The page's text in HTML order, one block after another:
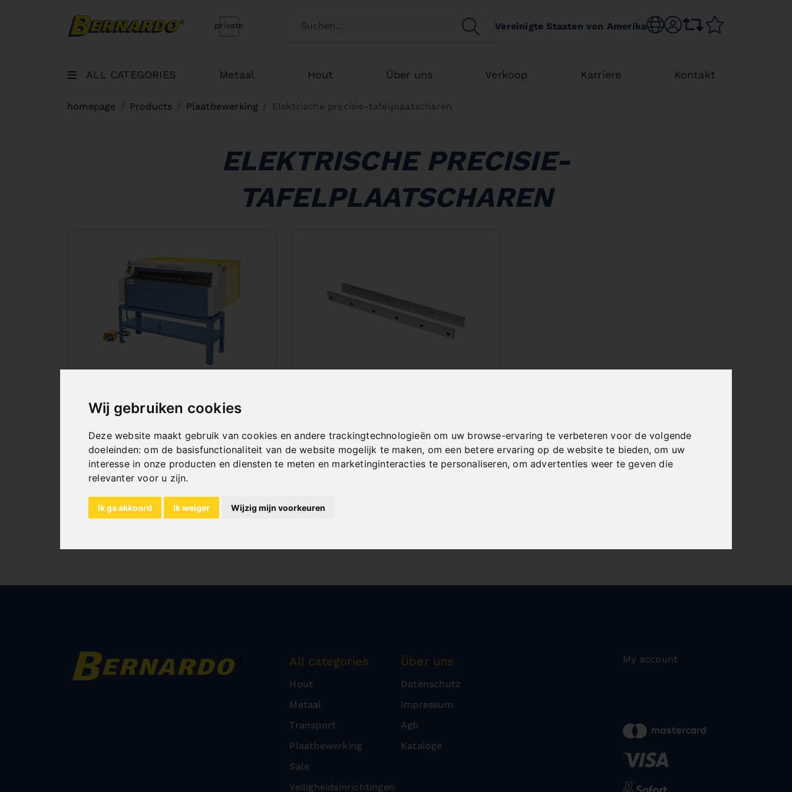
Wij gebruiken cookies
Deze website maakt gebruik van cookies en andere trackingtechnologieën om uw browse-ervaring te verbeteren voor de volgende
doeleinden:om de basisfunctionaliteit van de website mogelijk te maken, om een betere ervaring op de website te bieden,om uw
interesse in onze producten en diensten te meten en marketinginteracties te personaliseren,om advertenties weer te geven die
relevanter voor u zijn.
Ik ga akkoord Ik weiger Wijzig mijn voorkeuren
Bernardo Home Switch customertype
private SEARCHVereinigte Staaten von Amerika Choose language
sr.accountcomparison list
ALL CATEGORIES Metaal Hout Über uns Verkoop Karriere Kontakt
homepage Products Plaatbewerking Elektrische precisie-tafelplaatscharen
ELEKTRISCHE PRECISIE-
TAFELPLAATSCHAREN
TAFELPLAATSCHAREN
All categories
Hout
Metaal
Transport
Plaatbewerking
Sale
Veiligheidsinrichtingen
Über uns
Datenschutz
Impressum
Agb
Kataloge
My account